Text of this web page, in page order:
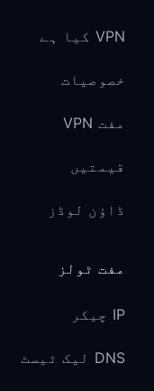
VPN کیا ہے
خصوصیات
مفت VPN
قیمتیں
ڈاؤن لوڈز
مفت ٹولز
IP چیکر
DNS لیک ٹیسٹ